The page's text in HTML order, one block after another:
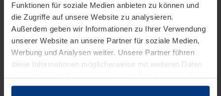
Funktionen für soziale Medien anbieten zu können und
die Zugriffe auf unsere Website zu analysieren.
Außerdem geben wir Informationen zu Ihrer Verwendung
unserer Website an unsere Partner für soziale Medien,
Werbung und Analysen weiter. Unsere Partner führen
diese Informationen möglicherweise mit weiteren Daten
zusammen, die Sie ihnen bereitgestellt haben oder die
sie im Rahmen Ihrer Nutzung der Dienste gesammelt